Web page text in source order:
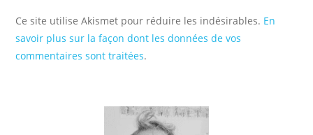
Ce site utilise Akismet pour réduire les indésirables. En
savoir plus sur la façon dont les données de vos
commentaires sont traitées.